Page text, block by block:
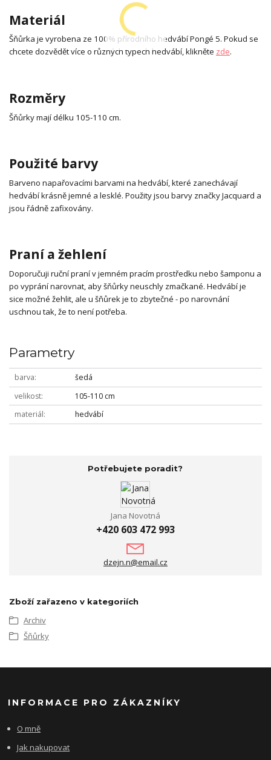
Materiál
Šňůrka je vyrobena ze 100% přírodního hedvábí Pongé 5. Pokud se
chcete dozvědět více o různých typech hedvábí, klikněte zde.
Rozměry
Šňůrky mají délku 105-110 cm.
Použité barvy
Barveno napařovacími barvami na hedvábí, které zanechávají
hedvábí krásně jemné a lesklé. Použity jsou barvy značky Jacquard a
jsou řádně zafixovány.
Praní a žehlení
Doporučuji ruční praní v jemném pracím prostředku nebo šamponu a
po vyprání narovnat, aby šňůrky neuschly zmačkané. Hedvábí je
sice možné žehlit, ale u šňůrek je to zbytečné - po narovnání
uschnou tak, že to není potřeba.
Parametry
barva
šedá
velikost
105-110 cm
materiál
hedvábí
Potřebujete poradit?
Jana Novotná
+420 603 472 993
dzejn.n@email.cz
Zboží zařazeno v kategoriích
Archiv
Šňůrky
INFORMACE PRO ZÁKAZNÍKY
O mně
Jak nakupovat